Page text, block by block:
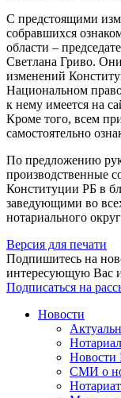
С предстоящими
собравшихся
области –
Светлана Гриво.
изменений
Национальном
к нему имеется на
Кроме того, всем
самостоятельно
По предложению
производственные
Конституции РБ в
заведующими во
нотариального
Версия для печати
Подпишитесь на
интересующую Вас
Подписаться на
Новости
Новости
СМИ о